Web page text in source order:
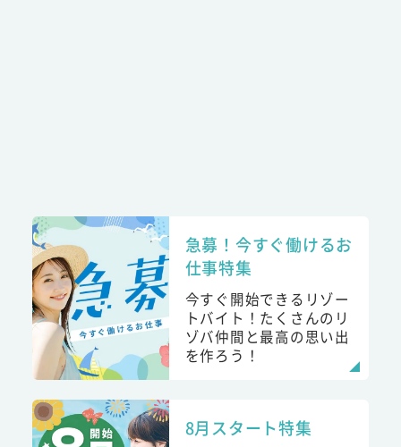
急募！今すぐ働けるお
仕事特集
今すぐ開始できるリゾー
トバイト！たくさんのリ
ゾバ仲間と最高の思い出
を作ろう！
8月スタート特集